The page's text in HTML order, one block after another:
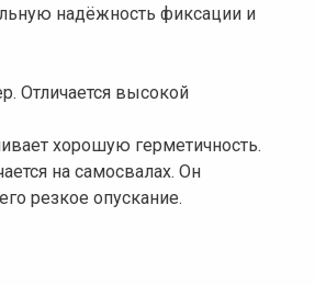
надёжность фиксации и
Отличается высокой
хорошую герметичность.
на самосвалах. Он
резкое опускание.